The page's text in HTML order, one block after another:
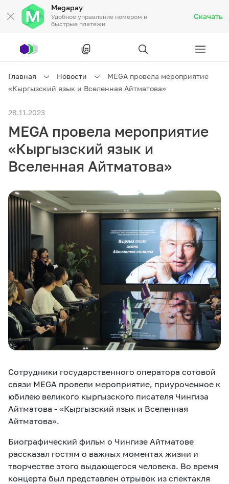
Megapay
Удобное управление номером и
быстрые платежи
Скачать
Частным клиентам
Бизнесу
Связь
Услуги
Все услуги Развлечения Соц.сети
Звонки и SMS Подбор номера Доставка SIM
Компания
Партнерам
Карта офисов и
покрытие
Сервисы
Главная Новости
MEGA провела мероприятие
«Кыргызский язык и Вселенная Айтматова»
28.11.2023
MEGA провела мероприятие
«Кыргызский язык и
Вселенная Айтматова»
Сотрудники государственного оператора сотовой
связи MEGA провели мероприятие, приуроченное к
юбилею великого кыргызского писателя Чингиза
Айтматова - «Кыргызский язык и Вселенная
Айтматова».
Биографический фильм о Чингизе Айтматове
рассказал гостям о важных моментах жизни и
творчестве этого выдающегося человека. Во время
концерта был представлен отрывок из спектакля